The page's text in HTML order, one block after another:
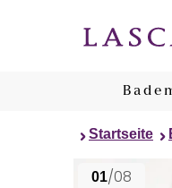
Startseite
01/08